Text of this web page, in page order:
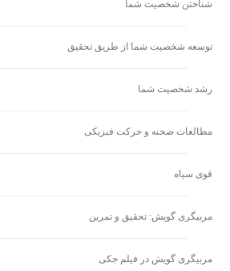
شناختن شخصیت شما
توسعه شخصیت شما از طریق تحقیق
رشد شخصیت شما
مطالعات صحنه و حرکت فیزیکی
قوی سیاه
مربیگری گویش: تحقیق و تمرین
مربیگری گویش در فیلم جکی